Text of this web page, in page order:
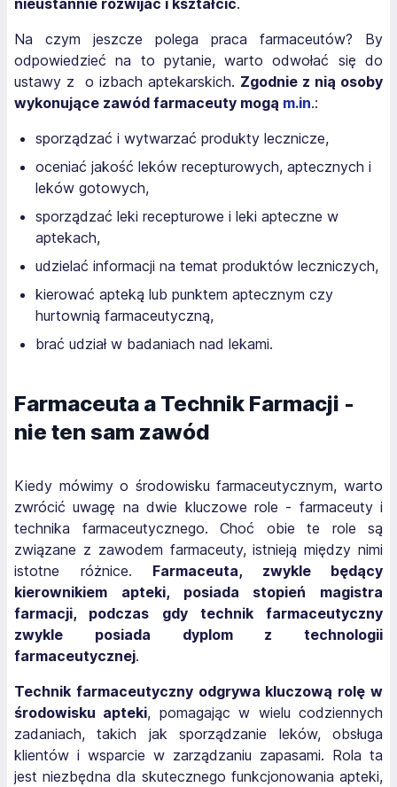
nieustannie rozwijać i kształcić.
Na czym jeszcze polega praca farmaceutów? By
odpowiedzieć na to pytanie, warto odwołać się do
ustawy z o izbach aptekarskich. Zgodnie z nią osoby
wykonujące zawód farmaceuty mogą m.in.:
sporządzać i wytwarzać produkty lecznicze,
oceniać jakość leków recepturowych, aptecznych i
leków gotowych,
sporządzać leki recepturowe i leki apteczne w
aptekach,
udzielać informacji na temat produktów leczniczych,
kierować apteką lub punktem aptecznym czy
hurtownią farmaceutyczną,
brać udział w badaniach nad lekami.
Farmaceuta a Technik Farmacji -
nie ten sam zawód
Kiedy mówimy o środowisku farmaceutycznym, warto
zwrócić uwagę na dwie kluczowe role - farmaceuty i
technika farmaceutycznego. Choć obie te role są
związane z zawodem farmaceuty, istnieją między nimi
istotne różnice. Farmaceuta, zwykle będący
kierownikiem apteki, posiada stopień magistra
farmacji, podczas gdy technik farmaceutyczny
zwykle posiada dyplom z technologii
farmaceutycznej.
Technik farmaceutyczny odgrywa kluczową rolę w
środowisku apteki, pomagając w wielu codziennych
zadaniach, takich jak sporządzanie leków, obsługa
klientów i wsparcie w zarządzaniu zapasami. Rola ta
jest niezbędna dla skutecznego funkcjonowania apteki,